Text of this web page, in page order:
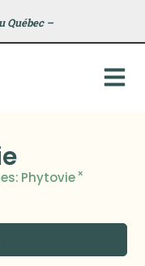
Québec –
: Phytovie×